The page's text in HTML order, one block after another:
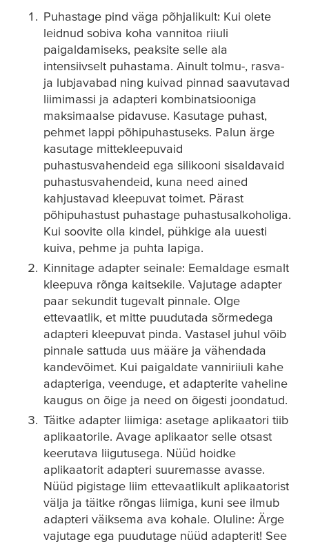
Puhastage pind väga põhjalikult: Kui olete
leidnud sobiva koha vannitoa riiuli
paigaldamiseks, peaksite selle ala
intensiivselt puhastama. Ainult tolmu-, rasva-
ja lubjavabad ning kuivad pinnad saavutavad
liimimassi ja adapteri kombinatsiooniga
maksimaalse pidavuse. Kasutage puhast,
pehmet lappi põhipuhastuseks. Palun ärge
kasutage mittekleepuvaid
puhastusvahendeid ega silikooni sisaldavaid
puhastusvahendeid, kuna need ained
kahjustavad kleepuvat toimet. Pärast
põhipuhastust puhastage puhastusalkoholiga.
Kui soovite olla kindel, pühkige ala uuesti
kuiva, pehme ja puhta lapiga.
Kinnitage adapter seinale: Eemaldage esmalt
kleepuva rõnga kaitsekile. Vajutage adapter
paar sekundit tugevalt pinnale. Olge
ettevaatlik, et mitte puudutada sõrmedega
adapteri kleepuvat pinda. Vastasel juhul võib
pinnale sattuda uus määre ja vähendada
kandevõimet. Kui paigaldate vanniriiuli kahe
adapteriga, veenduge, et adapterite vaheline
kaugus on õige ja need on õigesti joondatud.
Täitke adapter liimiga: asetage aplikaatori tiib
aplikaatorile. Avage aplikaator selle otsast
keerutava liigutusega. Nüüd hoidke
aplikaatorit adapteri suuremasse avasse.
Nüüd pigistage liim ettevaatlikult aplikaatorist
välja ja täitke rõngas liimiga, kuni see ilmub
adapteri väiksema ava kohale. Oluline: Ärge
vajutage ega puudutage nüüd adapterit! See